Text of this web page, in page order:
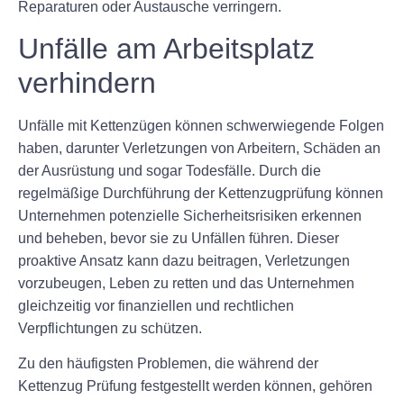
Reparaturen oder Austausche verringern.
Unfälle am Arbeitsplatz
verhindern
Unfälle mit Kettenzügen können schwerwiegende Folgen
haben, darunter Verletzungen von Arbeitern, Schäden an
der Ausrüstung und sogar Todesfälle. Durch die
regelmäßige Durchführung der Kettenzugprüfung können
Unternehmen potenzielle Sicherheitsrisiken erkennen
und beheben, bevor sie zu Unfällen führen. Dieser
proaktive Ansatz kann dazu beitragen, Verletzungen
vorzubeugen, Leben zu retten und das Unternehmen
gleichzeitig vor finanziellen und rechtlichen
Verpflichtungen zu schützen.
Zu den häufigsten Problemen, die während der
Kettenzug Prüfung festgestellt werden können, gehören